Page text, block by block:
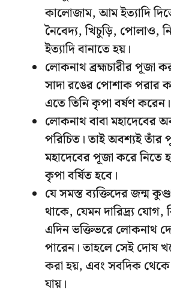
কালোজাম, আম ইত্যাদি
নৈবেদ্য, খিচুড়ি, পোলাও,
ইত্যাদি বানাতে হয়।
লোকনাথ ব্রহ্মচারীর পূজা
সাদা রঙের পোশাক পরার
এতে তিনি কৃপা বর্ষণ করেন।
লোকনাথ বাবা মহাদেবের
পরিচিত। তাই অবশ্যই
মহাদেবের পূজা করে নিতে
কৃপা বর্ষিত হবে।
যে সমস্ত ব্যক্তিদের জন্ম
থাকে, যেমন দারিদ্র্য যোগ,
এদিন ভক্তিভরে লোকনাথ
পারেন। তাহলে সেই দোষ
করা হয়, এবং সবদিক থেকে
যায়।